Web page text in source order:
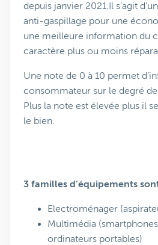
depuis janvier 2021.Il s’agit
anti-gaspillage pour une
une meilleure information du
caractère plus ou moins
Une note de 0 à 10 permet
consommateur sur le degré
Plus la note est élevée plus il
le bien.
3 familles d’équipements
Electroménager
Multimédia
ordinateurs portables)